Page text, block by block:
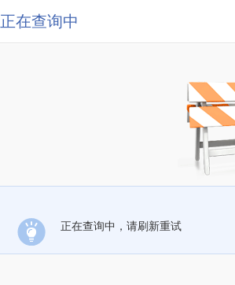
正在查询中
正在查询中，请刷新重试